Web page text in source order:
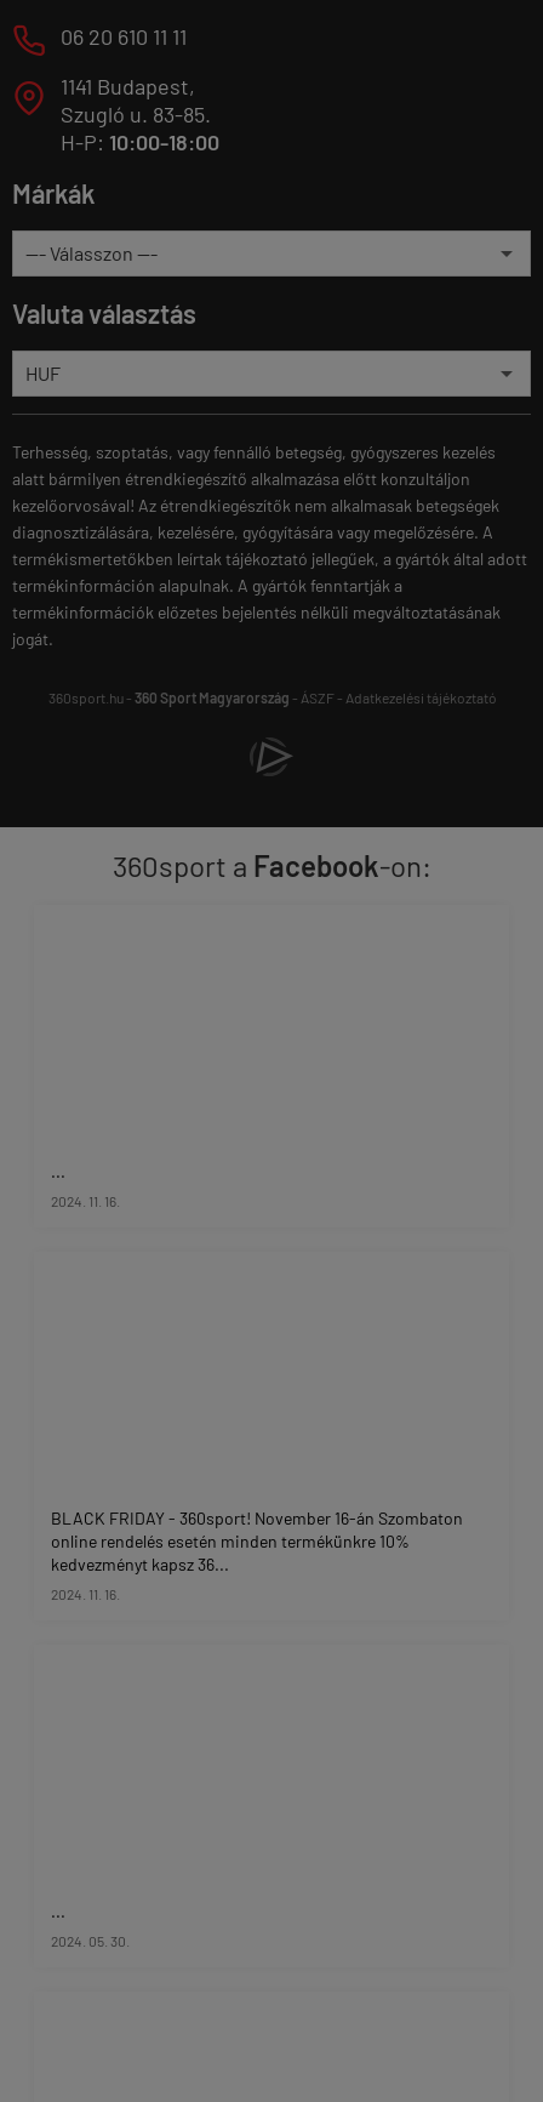
M 06 20 610 11 11
T
1141 Budapest,
Szugló u. 83-85.
H-P: 10:00-18:00
Márkák
Valuta választás
Terhesség, szoptatás, vagy fennálló betegség, gyógyszeres kezelés
alatt bármilyen étrendkiegészítő alkalmazása előtt konzultáljon
kezelőorvosával! Az étrendkiegészítők nem alkalmasak betegségek
diagnosztizálására, kezelésére, gyógyítására vagy megelőzésére. A
termékismertetőkben leírtak tájékoztató jellegűek, a gyártók által adott
termékinformáción alapulnak. A gyártók fenntartják a
termékinformációk előzetes bejelentés nélküli megváltoztatásának
jogát.
360sport.hu - 360 Sport Magyarország - ÁSZF- Adatkezelési tájékoztató
360sport a Facebook-on:
...
2024. 11. 16.
BLACK FRIDAY - 360sport! November 16-án Szombaton
online rendelés esetén minden termékünkre 10%
kedvezményt kapsz 36...
2024. 11. 16.
...
2024. 05. 30.